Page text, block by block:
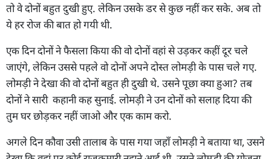
तो वे दोनों बहुत दुखी हुए. लेकिन उसके डर से कुछ नहीं कर सके. अब तो
ये हर रोज की बात हो गयी थी.
एक दिन दोनों ने फैसला किया की वो दोनों वहां से उड़कर कहीं दूर चले
जाएंगे, लेकिन उससे पहले वो दोनों अपने दोस्त लोमड़ी के पास चले गए.
लोमड़ी ने देखा की वो दोनों बहुत ही दुखी थे. उसने पूछा क्या हुआ? तब
दोनों ने सारी कहानी कह सुनाई. लोमड़ी ने उन दोनों को सलाह दिया की
तुम घर छोड़कर नहीं जाओ और एक काम करो.
अगले दिन कौवा उसी तालाब के पास गया जहाँ लोमड़ी ने बताया था, उसने